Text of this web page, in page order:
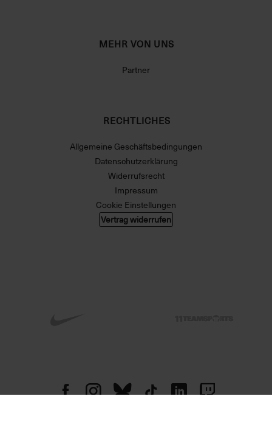
MEHR VON UNS
Partner
RECHTLICHES
Allgemeine Geschäftsbedingungen
Datenschutzerklärung
Widerrufsrecht
Impressum
Cookie Einstellungen
Vertrag widerrufen